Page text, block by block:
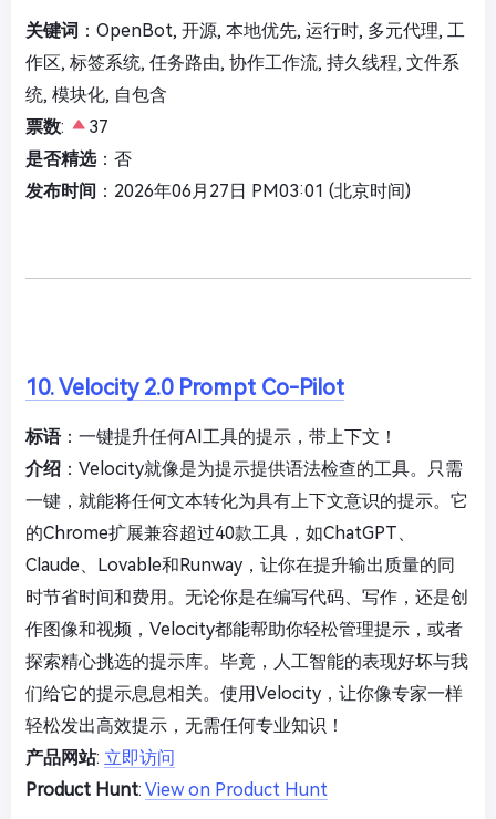
关键词 ：OpenBot, 开源, 本地优先, 运行时, 多元代理, 工
作区, 标签系统, 任务路由, 协作工作流, 持久线程, 文件系
统, 模块化, 自包含
票数:
37
是否精选：否
发布时间 ：2026年06月27日 PM03:01 (北京时间)
10. Velocity 2.0 Prompt Co-Pilot
标语：一键提升任何AI工具的提示，带上下文！
介绍 ：Velocity就像是为提示提供语法检查的工具。只需
一键，就能将任何文本转化为具有上下文意识的提示。它
的Chrome扩展兼容超过40款工具，如ChatGPT、
Claude、Lovable和Runway，让你在提升输出质量的同
时节省时间和费用。无论你是在编写代码、写作，还是创
作图像和视频，Velocity都能帮助你轻松管理提示，或者
探索精心挑选的提示库。毕竟，人工智能的表现好坏与我
们给它的提示息息相关。使用Velocity，让你像专家一样
轻松发出高效提示，无需任何专业知识！
产品网站: 立即访问
Product Hunt: View on Product Hunt